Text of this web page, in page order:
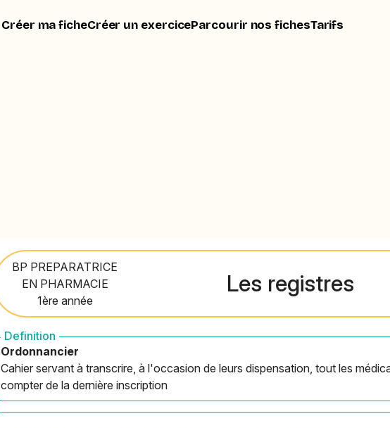
Créer ma ficheCréer un exerciceParcourir nos fichesTarifs
BP PREPARATRICE
EN PHARMACIE
1ère année
Les registres
Definition
Ordonnancier
Cahier servant à transcrire, à l'occasion de leurs dispensation, tout les
compter de la dernière inscription